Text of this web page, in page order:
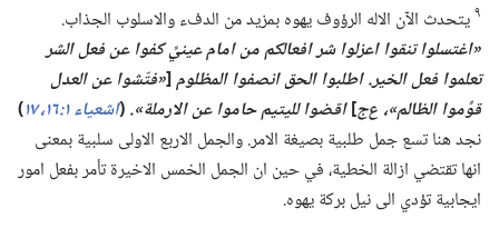
٩يتحدث الآن الاله الرؤوف يهوه بمزيد من الدفء والاسلوب الجذاب.‏
‏«اغتسلوا تنقوا اعزلوا شر افعالكم من امام عينيَّ كفوا عن فعل الشر
تعلموا فعل الخير.‏ اطلبوا الحق انصفوا المظلوم[‏‏«فتّشوا عن العدل
قوِّموا الظالم»،‏ ع‌ج‏]اقضوا لليتيم حاموا عن الارملة».‏(‏اشعياء ١:‏​١٦،‏ ١٧‏)‏
نجد هنا تسع جمل طلبية بصيغة الامر.‏ والجمل الاربع الاولى سلبية بمعنى
انها تقتضي ازالة الخطية،‏ في حين ان الجمل الخمس الاخيرة تأمر بفعل امور
ايجابية تؤدي الى نيل بركة يهوه.‏